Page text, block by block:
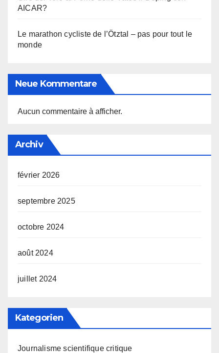
AICAR?
Le marathon cycliste de l’Ötztal – pas pour tout le
monde
Neue Kommentare
Aucun commentaire à afficher.
Archiv
février 2026
septembre 2025
octobre 2024
août 2024
juillet 2024
Kategorien
Journalisme scientifique critique